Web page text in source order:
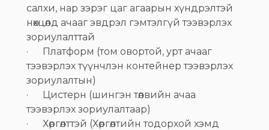
салхи, нар зэрэг цаг агаарын хүндрэлтэй
нөхцөлд ачааг эвдрэл гэмтэлгүй тээвэрлэх
зориулалттай
· Платформ (том овортой, урт ачааг
тээвэрлэх түүнчлэн контейнер тээвэрлэх
зориулалтын)
· Цистерн (шингэн төлвийн ачаа
тээвэрлэх зориулалтаар)
· Хөргөлттэй (Хөргөлтийн тодорхой хэмд